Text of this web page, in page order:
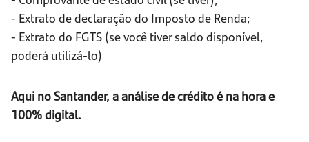
- Extrato de declaração do Imposto de Renda;
- Extrato do FGTS (se você tiver saldo disponível,
poderá utilizá-lo)
Aqui no Santander, a análise de crédito é na hora e
100% digital.